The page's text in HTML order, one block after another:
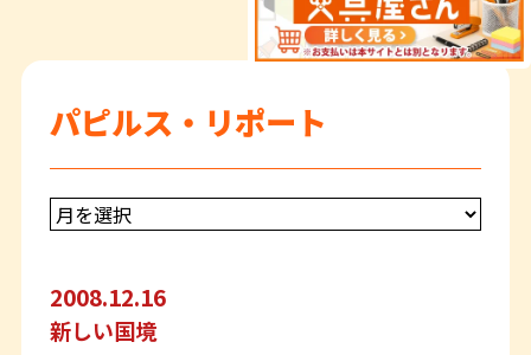
パピルス・リポート
2008.12.16
新しい国境